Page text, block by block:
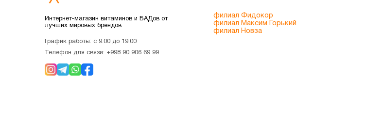
Интернет-магазин витаминов и БАДов от
лучших мировых брендов
График работы: с 9:00 до 19:00
Телефон для связи: +998 90 906 69 99
филиал Фидокор
филиал Максим Горький
филиал Новза